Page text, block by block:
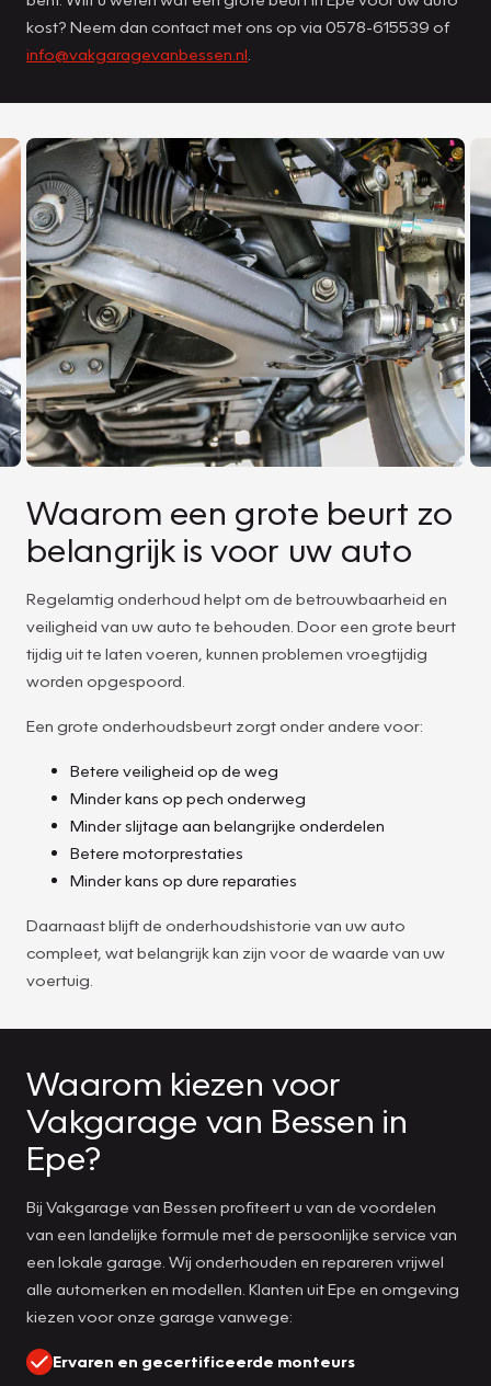
kost? Neem dan contact met ons op via 0578-615539 of
info@vakgaragevanbessen.nl
Waarom een grote beurt zo
belangrijk is voor uw auto
Regelamtig onderhoud helpt om de betrouwbaarheid en
veiligheid van uw auto te behouden. Door een grote beurt
tijdig uit te laten voeren, kunnen problemen vroegtijdig
worden opgespoord.
Een grote onderhoudsbeurt zorgt onder andere voor:
Betere veiligheid op de weg
Minder kans op pech onderweg
Minder slijtage aan belangrijke onderdelen
Betere motorprestaties
Minder kans op dure reparaties
Daarnaast blijft de onderhoudshistorie van uw auto
compleet, wat belangrijk kan zijn voor de waarde van uw
voertuig.
Waarom kiezen voor
Vakgarage van Bessen in
Epe?
Bij Vakgarage van Bessen profiteert u van de voordelen
van een landelijke formule met de persoonlijke service van
een lokale garage. Wij onderhouden en repareren vrijwel
alle automerken en modellen. Klanten uit Epe en omgeving
kiezen voor onze garage vanwege:
Ervaren en gecertificeerde monteurs